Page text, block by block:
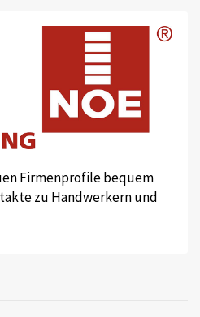
Firmenprofile bequem
zu Handwerkern und